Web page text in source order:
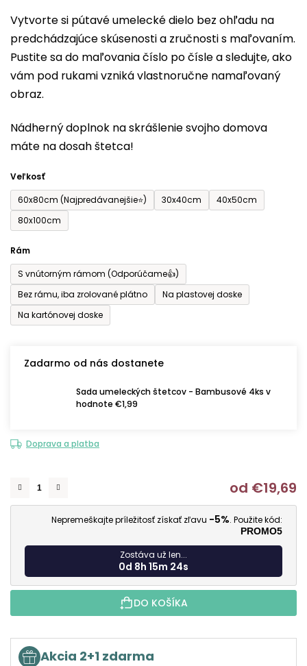
Vytvorte si pútavé umelecké dielo bez ohľadu na
predchádzajúce skúsenosti a zručnosti s maľovaním.
Pustite sa do maľovania číslo po čísle a sledujte, ako
vám pod rukami vzniká vlastnoručne namaľovaný
obraz.
Nádherný doplnok na skrášlenie svojho domova
máte na dosah štetca!
Veľkosť
60x80cm (Najpredávanejšie⭐)
30x40cm
40x50cm
80x100cm
Rám
S vnútorným rámom (Odporúčame👍)
Bez rámu, iba zrolované plátno
Na plastovej doske
Na kartónovej doske
Zadarmo od nás dostanete
Sada umeleckých štetcov - Bambusové 4ks v
hodnote €1,99
Doprava a platba
od €19,69
Nepremeškajte príležitosť získať zľavu -5%. Použite kód:
PROMO5
Zostáva už len...
0d 8h 15m 23s
DO KOŠÍKA
Akcia 2+1 zdarma
z
5
hviezdičiek.